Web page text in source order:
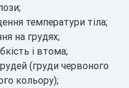
температури тіла;
на грудях;
і втома;
(груди червоного
кольору);